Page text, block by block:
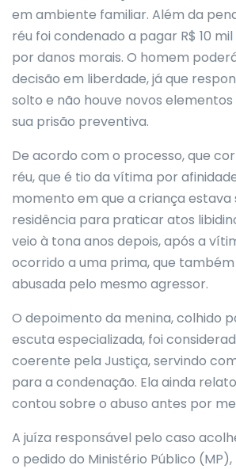
em ambiente familiar. Além da
réu foi condenado a pagar R$ 10
por danos morais. O homem
decisão em liberdade, já que
solto e não houve novos
sua prisão preventiva.
De acordo com o processo, que
réu, que é tio da vítima por
momento em que a criança estava
residência para praticar atos
veio à tona anos depois, após a
ocorrido a uma prima, que
abusada pelo mesmo agressor.
O depoimento da menina, colhido
escuta especializada, foi
coerente pela Justiça, servindo
para a condenação. Ela ainda
contou sobre o abuso antes por
A juíza responsável pelo caso
o pedido do Ministério Público